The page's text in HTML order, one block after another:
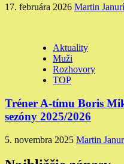
17. februára 2026 Martin
Aktuality
Muži
Rozhovory
TOP
Tréner A-tímu Boris
sezóny 2025/2026
5. novembra 2025 Martin